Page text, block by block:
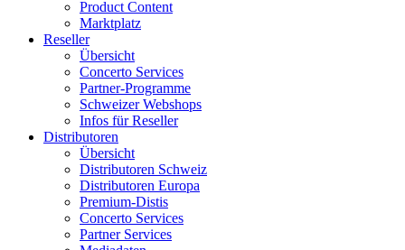
Product Content
Marktplatz
Reseller
Übersicht
Concerto Services
Partner-Programme
Schweizer Webshops
Infos für Reseller
Distributoren
Übersicht
Distributoren Schweiz
Distributoren Europa
Premium-Distis
Concerto Services
Partner Services